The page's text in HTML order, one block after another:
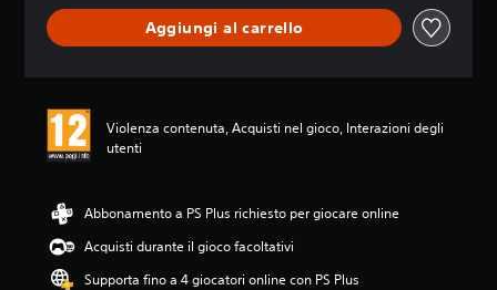
n
a
u
a
o
e
Aggiungi al carrello
Violenza contenuta, Acquisti nel gioco, Interazioni degli
utenti
Abbonamento a PS Plus richiesto per giocare online
Acquisti durante il gioco facoltativi
Supporta fino a 4 giocatori online con PS Plus